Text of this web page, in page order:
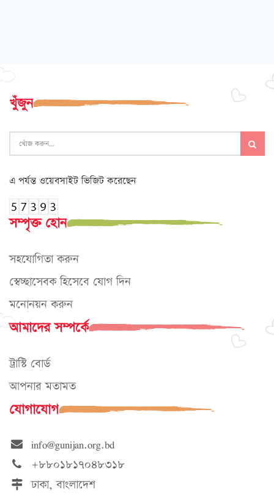
খুঁজুন
এ পর্যন্ত ওয়েবসাইট ভিজিট করেছেন
সম্পৃক্ত হোন
সহযোগিতা করুন
স্বেচ্ছাসেবক হিসেবে যোগ দিন
মনোনয়ন করুন
আমাদের সম্পর্কে
ট্রাস্টি বোর্ড
আপনার মতামত
যোগাযোগ
info@gunijan.org.bd
+৮৮০১৮১৭০৪৮৩১৮
ঢাকা, বাংলাদেশ